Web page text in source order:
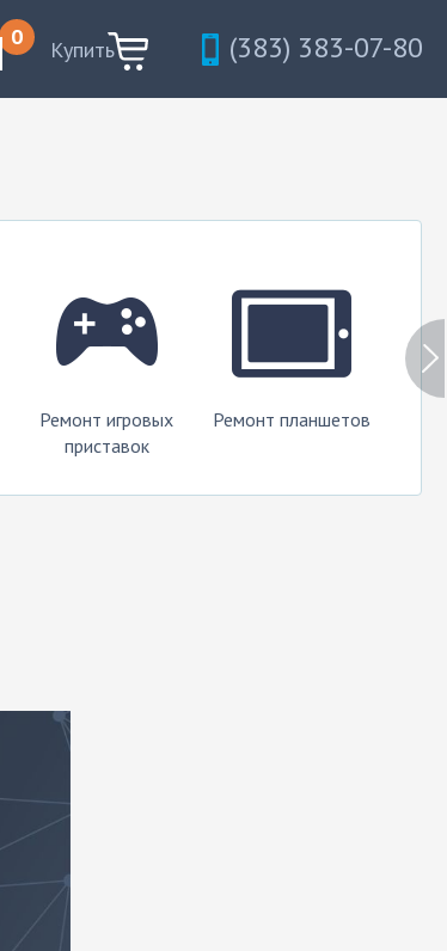
0 Купить (383) 383-07-80
Ремонт игровых
приставок
Ремонт планшетов